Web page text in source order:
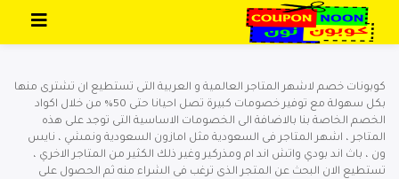
كوبونات خصم لاشهر المتاجر العالمية و العربية التى تستطيع ان تشترى منها
بكل سهولة مع توفير خصومات كبيرة تصل احيانا حتى 50% من خلال اكواد
الخصم الخاصة بنا بالاضافة الى الخصومات الاساسية التى توجد على هذه
المتاجر ، اشهر المتاجر فى السعودية مثل امازون السعودية ونمشي ، نايس
ون ، باث اند بودي واتش اند ام ومذركير وغير ذلك الكثير من المتاجر الاخري ،
تستطيع الان البحث عن المتجر الذى ترغب فى الشراء منه ثم الحصول على